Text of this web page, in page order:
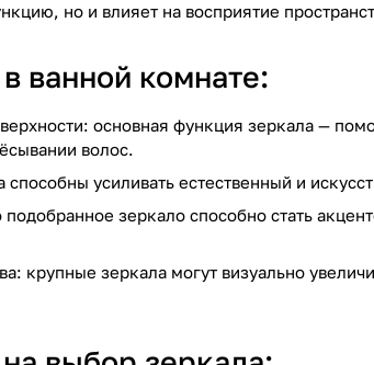
но и влияет на восприятие
ванной комнате:
основная функция зеркала —
волос.
усиливать естественный и
зеркало способно стать
крупные зеркала могут визуально